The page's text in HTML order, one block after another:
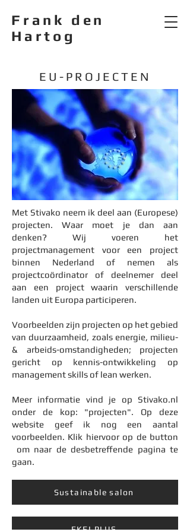
Frank den
Hartog
EU-PROJECTEN
Met Stivako neem ik deel aan (Europese)
projecten. Waar moet je dan aan
denken? Wij voeren het
projectmanagement voor een project
binnen Nederland of nemen als
projectcoördinator of deelnemer deel
aan een project waarin verschillende
landen uit Europa participeren.
Voorbeelden zijn projecten op het gebied
van duurzaamheid, zoals energie, milieu-
& arbeids-omstandigheden; projecten
gericht op kennis-ontwikkeling op
management skills of lean werken.
Meer informatie vind je op Stivako.nl
onder de kop: "projecten". Op deze
website geef ik nog een aantal
voorbeelden. Klik hiervoor op de button
om naar de desbetreffende pagina te
gaan.
Sustainable salon
EKFI PLUS